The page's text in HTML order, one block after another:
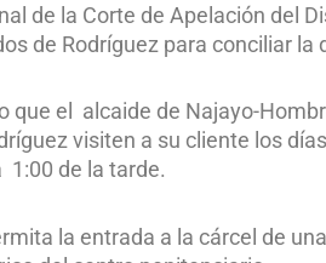
de la Corte de Apelación del
de Rodríguez para conciliar la
que el alcaide de Najayo-
visiten a su cliente los
1:00 de la tarde.
la entrada a la cárcel de